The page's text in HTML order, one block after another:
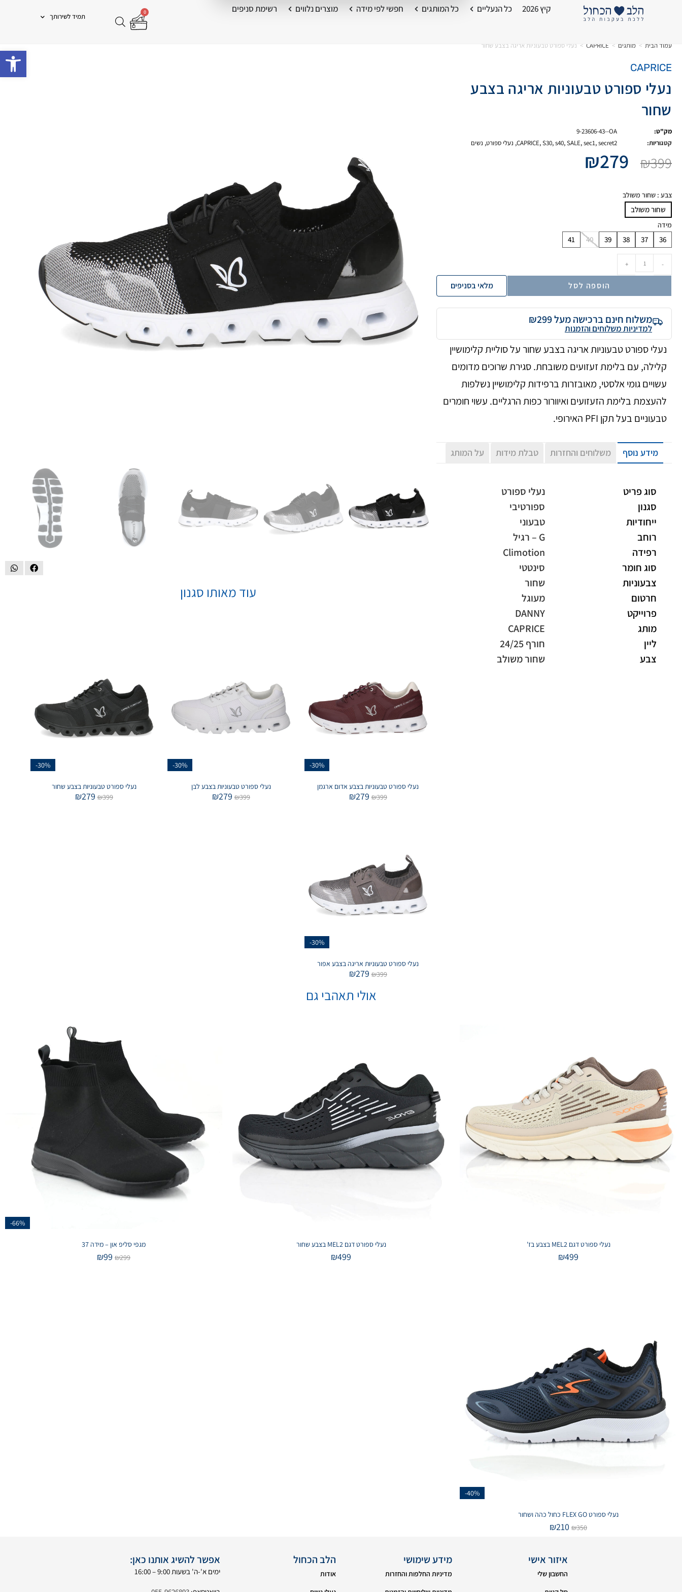
קיץ 2026 כל הנעליים כל המותגים חפשי לפי מידה מוצרים נלווים רשימת סניפים 0
תמיד לשירותך
עמוד הבית > מותגים >
CAPRICE
> נעלי ספורט טבעוניות אריגה בצבע שחור
CAPRICE
נעלי ספורט טבעוניות אריגה בצבע
שחור
מק"ט:
9-23606-43--OA
קטגוריות:
CAPRICE,S30,s40,SALE,sec1,secret2
, נעלי ספורט, נשים
₪399
₪279
צבע : שחור משולב
שחור משולב
מידה
36
37
38
39
40
41
-
+
הוספה לסל מלאי בסניפים
משלוח חינם ברכישה מעל ₪299
למדיניות משלוחים והזמנות
נעלי ספורט טבעוניות אריגה בצבע שחור על סוליית קלימושיין
קלילה, עם בלימת זעזועים משובחת. סגירת שרוכים מדומים
עשויים גומי אלסטי, מאובזרות ברפידות קלימושיין נשלפות
להעצמת בלימת הזעזועים ואיוורור כפות הרגליים. עשוי חומרים
טבעוניים בעל תקן PFI האירופי.
מידע נוסף משלוחים והחזרות טבלת מידות על המותג
סוג פריט
נעלי ספורט
סגנון
ספורטיבי
ייחודיות
טבעוני
רוחב
G – רגיל
רפידה
Climotion
סוג חומר
סינטטי
צבעוניות
שחור
חרטום
מעוגל
פרוייקט
DANNY
מותג
CAPRICE
ליין
חורף 24/25
צבע
שחור משולב
עוד מאותו סגנון
-30%
נעלי ספורט טבעוניות בצבע אדום ארגמן
₪399
₪279
-30%
נעלי ספורט טבעוניות בצבע לבן
₪399
₪279
-30%
נעלי ספורט טבעוניות בצבע שחור
₪399
₪279
-30%
נעלי ספורט טבעוניות אריגה בצבע אפור
₪399
₪279
אולי תאהבי גם
נעלי ספורט דגם MEL2 בצבע בז'
₪499
נעלי ספורט דגם MEL2 בצבע שחור
₪499
-66%
מגפי סליפ און – מידה 37
₪299
₪99
-40%
נעלי ספורט FLEX GO כחול כהה ושחור
₪350
₪210
איזור אישי
החשבון שלי
מידע שימושי
מדיניות החלפות והחזרות
הלב הכחול
אודות
אפשר להשיג אותנו כאן:
ימים א'-ה' בשעות 9:00 – 16:00